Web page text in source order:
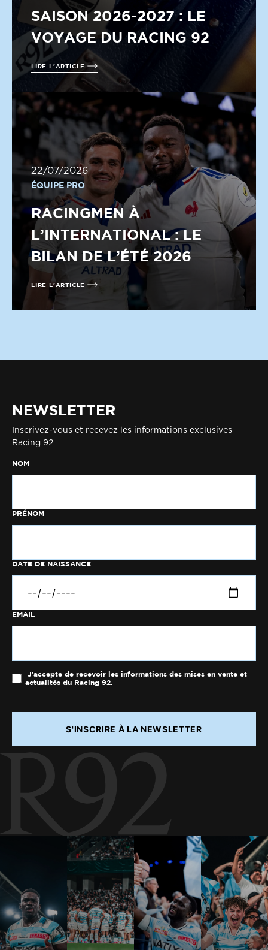
SAISON 2026-2027 : LE
VOYAGE DU RACING 92
LIRE L'ARTICLE
22/07/2026
ÉQUIPE PRO
RACINGMEN À
L’INTERNATIONAL : LE
BILAN DE L’ÉTÉ 2026
LIRE L'ARTICLE
NEWSLETTER
Inscrivez-vous et recevez les informations exclusives
Racing 92
NOM
PRÉNOM
DATE DE NAISSANCE
EMAIL
J'accepte de recevoir les informations des mises en vente et
actualités du Racing 92.
S'INSCRIRE À LA NEWSLETTER